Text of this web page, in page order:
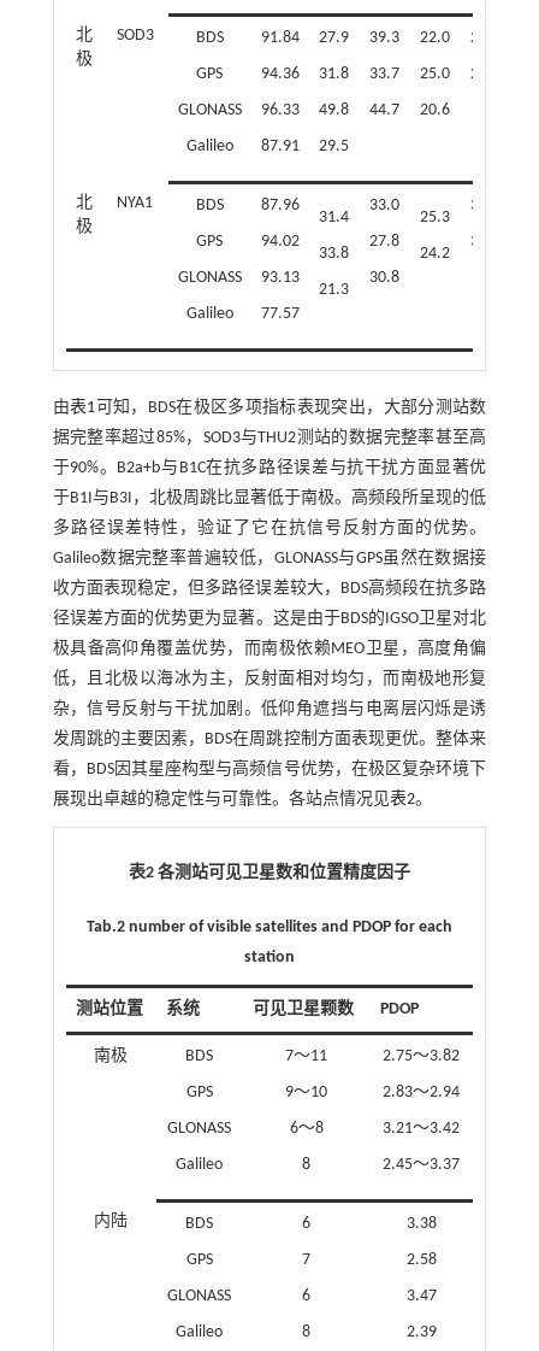
北
极
SOD3
BDS
GPS
GLONASS
Galileo
91.84
94.36
96.33
87.91
27.9
31.8
49.8
29.5
39.3
33.7
44.7
22.0
25.0
20.6
22.6
28.3
北
极
NYA1
BDS
GPS
GLONASS
Galileo
87.96
94.02
93.13
77.57
31.4
33.8
21.3
33.0
27.8
30.8
25.3
24.2
32.6
31.8
由表1 可知，BDS在极区多项指标表现突出，大部分测站数
据完整率超过85%，SOD3与THU2测站的数据完整率甚至高
于90%。B2a+b与B1C在抗多路径误差与抗干扰方面显著优
于B1I与B3I，北极周跳比显著低于南极。高频段所呈现的低
多路径误差特性，验证了它在抗信号反射方面的优势。
Galileo数据完整率普遍较低，GLONASS与GPS虽然在数据接
收方面表现稳定，但多路径误差较大，BDS高频段在抗多路
径误差方面的优势更为显著。这是由于BDS的IGSO卫星对北
极具备高仰角覆盖优势，而南极依赖MEO卫星，高度角偏
低，且北极以海冰为主，反射面相对均匀，而南极地形复
杂，信号反射与干扰加剧。低仰角遮挡与电离层闪烁是诱
发周跳的主要因素，BDS在周跳控制方面表现更优。整体来
看，BDS因其星座构型与高频信号优势，在极区复杂环境下
展现出卓越的稳定性与可靠性。各站点情况见表2。
表2 各测站可见卫星数和位置精度因子
Tab.2 number of visible satellites and PDOP for each
station
测站位置 系统 可见卫星颗数 PDOP
南极
BDS
GPS
GLONASS
Galileo
7～11
9～10
6～8
8
2.75～3.82
2.83～2.94
3.21～3.42
2.45～3.37
内陆
BDS
GPS
GLONASS
Galileo
6
7
6
8
3.38
2.58
3.47
2.39